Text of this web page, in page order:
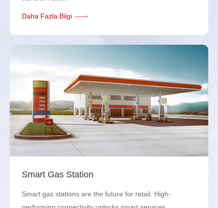
Daha Fazla Bilgi
Smart Gas Station
Smart gas stations are the future for retail. High-